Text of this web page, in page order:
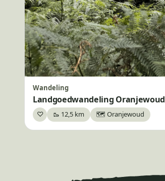
Wandeling
Landgoedwandeling Oranjewoud
♡
Bewaar🥾 12,5 km 🗺️ Oranjewoud